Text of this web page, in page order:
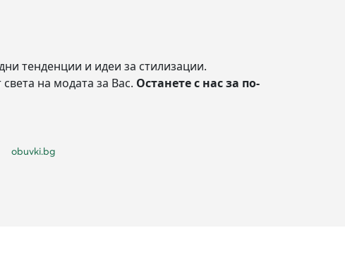
тенденции и идеи за стилизации.
на модата за Вас. Останете с нас за по-
obuvki.bg